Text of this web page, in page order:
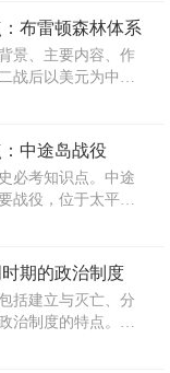
掌握人事大权。该
制和地方官制等内
布雷顿森林体系
景、主要内容、作
战后以美元为中心
际货币基金组织、
要内容。该体系暂
混乱局面，促进了
中途岛战役
必考知识点。中途
战役，位于太平洋
的重要性而具有关
，夺取了太平洋战
中日两军的作战计
期的政治制度
括建立与灭亡、分
治制度的特点。重
对象、权利和义